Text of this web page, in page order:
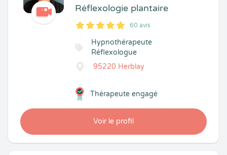
Réflexologie plantaire
5
1
5
60 60 avis
Hypnothérapeute
Réflexologue
95220 Herblay
Voir le profil
Thérapeute engagé